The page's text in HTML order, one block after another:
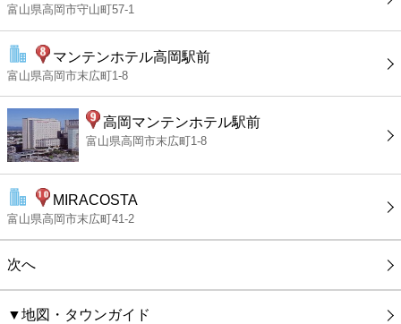
富山県高岡市守山町57-1
マンテンホテル高岡駅前
富山県高岡市末広町1-8
高岡マンテンホテル駅前
富山県高岡市末広町1-8
MIRACOSTA
富山県高岡市末広町41-2
次へ
▼地図・タウンガイド